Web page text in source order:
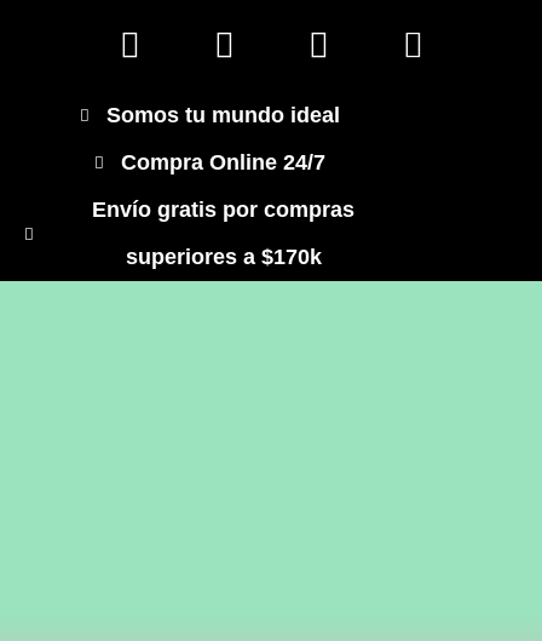
Somos tu mundo ideal
Compra Online 24/7
Envío gratis por compras
superiores a $170k